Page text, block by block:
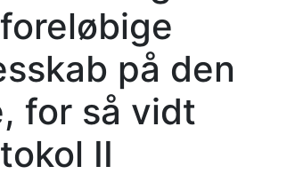
på den
for så vidt
II